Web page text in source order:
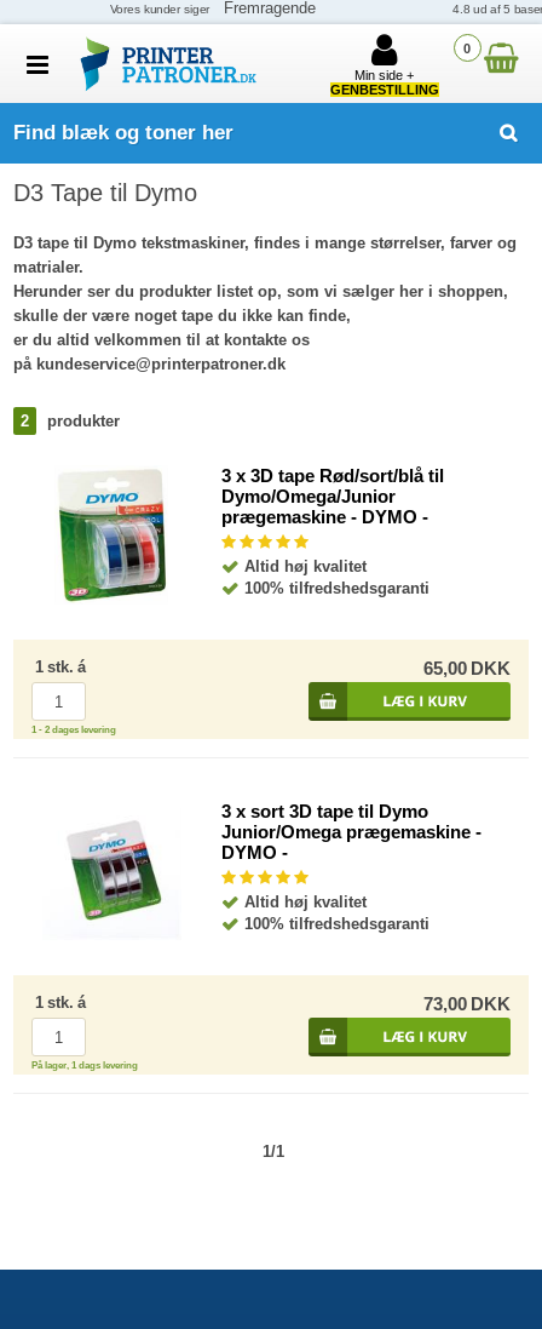
0
Min side +
GENBESTILLING
Find blæk og toner her
D3 Tape til Dymo
D3 tape til Dymo tekstmaskiner, findes i mange størrelser, farver og
matrialer.
Herunder ser du produkter listet op, som vi sælger her i shoppen,
skulle der være noget tape du ikke kan finde,
er du altid velkommen til at kontakte os
på kundeservice@printerpatroner.dk
2 produkter
3 x 3D tape Rød/sort/blå til
Dymo/Omega/Junior
prægemaskine - DYMO -
Altid høj kvalitet
100% tilfredshedsgaranti
1 stk. á 65,00 DKK
1 - 2 dages levering
3 x sort 3D tape til Dymo
Junior/Omega prægemaskine -
DYMO -
Altid høj kvalitet
100% tilfredshedsgaranti
1 stk. á 73,00 DKK
På lager, 1 dags levering
1/1